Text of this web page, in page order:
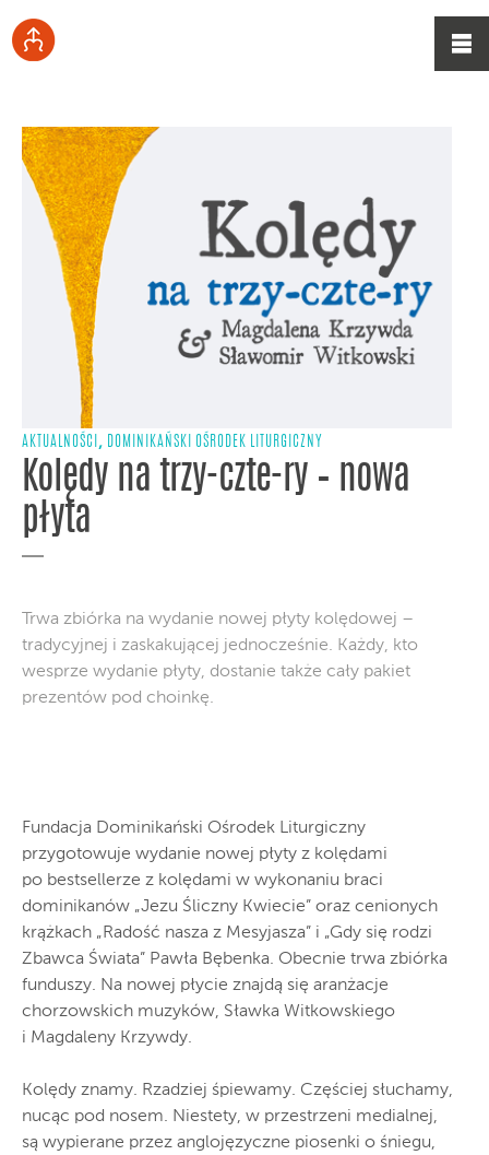
AKTUALNOŚCI , DOMINIKAŃSKI OŚRODEK LITURGICZNY
Kolędy na trzy-czte-ry – nowa
płyta
Trwa zbiórka na wydanie nowej płyty kolędowej –
tradycyjnej i zaskakującej jednocześnie. Każdy, kto
wesprze wydanie płyty, dostanie także cały pakiet
prezentów pod choinkę.
Fundacja Dominikański Ośrodek Liturgiczny
przygotowuje wydanie nowej płyty z kolędami
po bestsellerze z kolędami w wykonaniu braci
dominikanów „Jezu Śliczny Kwiecie” oraz cenionych
krążkach „Radość nasza z Mesyjasza” i „Gdy się rodzi
Zbawca Świata” Pawła Bębenka. Obecnie trwa zbiórka
funduszy. Na nowej płycie znajdą się aranżacje
chorzowskich muzyków, Sławka Witkowskiego
i Magdaleny Krzywdy.
Kolędy znamy. Rzadziej śpiewamy. Częściej słuchamy,
nucąc pod nosem. Niestety, w przestrzeni medialnej,
są wypierane przez anglojęzyczne piosenki o śniegu,